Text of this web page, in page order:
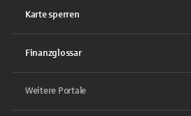
Karte sperren
Finanzglossar
Weitere Portale